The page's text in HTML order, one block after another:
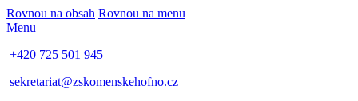
Rovnou na obsah Rovnou na menu
Menu
+420 725 501 945
sekretariat@zskomenskehofno.cz